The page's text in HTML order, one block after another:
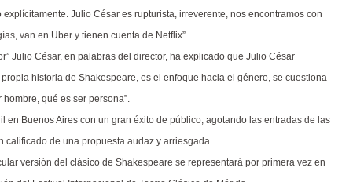
Julio César es rupturista, irreverente, nos encontramos con
van en Uber y tienen cuenta de Netflix”.
Julio César, en palabras del director, ha explicado que Julio César
historia de Shakespeare, es el enfoque hacia el género, se cuestiona
qué es ser persona”.
en Buenos Aires con un gran éxito de público, agotando las entradas de las
calificado de una propuesta audaz y arriesgada.
versión del clásico de Shakespeare se representará por primera vez en